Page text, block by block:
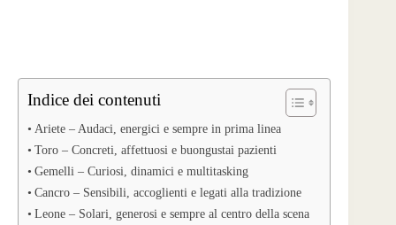
Indice dei contenuti
Ariete – Audaci, energici e sempre in prima linea
Toro – Concreti, affettuosi e buongustai pazienti
Gemelli – Curiosi, dinamici e multitasking
Cancro – Sensibili, accoglienti e legati alla tradizione
Leone – Solari, generosi e sempre al centro della scena